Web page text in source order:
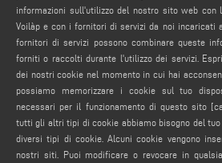
MAIL
service@emmegi.com
webmaster@emmegi.com
informazioni sull'utilizzo del nostro sito web con
Voilàp e con i fornitori di servizi da noi incaricati
fornitori di servizi possono combinare queste
forniti o raccolti durante l'utilizzo dei servizi.
dei nostri cookie nel momento in cui hai
possiamo memorizzare i cookie sul tuo
necessari per il funzionamento di questo sito
tutti gli altri tipi di cookie abbiamo bisogno del tuo
diversi tipi di cookie. Alcuni cookie vengono
nostri siti. Puoi modificare o revocare in